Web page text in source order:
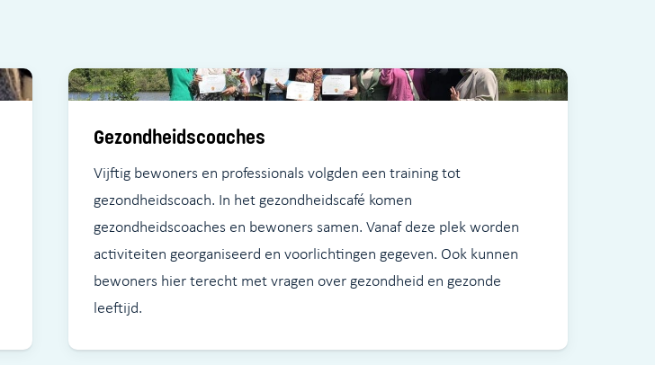
Gezondheidscoaches
Vijftig bewoners en professionals volgden een training tot
gezondheidscoach. In het gezondheidscafé komen
gezondheidscoaches en bewoners samen. Vanaf deze plek worden
activiteiten georganiseerd en voorlichtingen gegeven. Ook kunnen
bewoners hier terecht met vragen over gezondheid en gezonde
leeftijd.